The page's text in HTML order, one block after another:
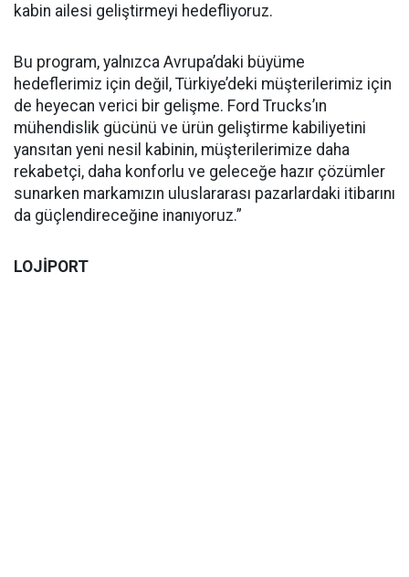
kabin ailesi geliştirmeyi hedefliyoruz.
Bu program, yalnızca Avrupa’daki büyüme
hedeflerimiz için değil, Türkiye’deki müşterilerimiz için
de heyecan verici bir gelişme. Ford Trucks’ın
mühendislik gücünü ve ürün geliştirme kabiliyetini
yansıtan yeni nesil kabinin, müşterilerimize daha
rekabetçi, daha konforlu ve geleceğe hazır çözümler
sunarken markamızın uluslararası pazarlardaki itibarını
da güçlendireceğine inanıyoruz.”
LOJİPORT